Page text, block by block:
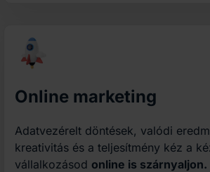
Online marketing
Adatvezérelt döntések, valódi
kreativitás és a teljesítmény kéz a
vállalkozásod online is szárnyaljon.